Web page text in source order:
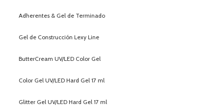
Adherentes & Gel de Terminado
Gel de Construcción Lexy Line
ButterCream UV/LED Color Gel
Color Gel UV/LED Hard Gel 17 ml
Glitter Gel UV/LED Hard Gel 17 ml